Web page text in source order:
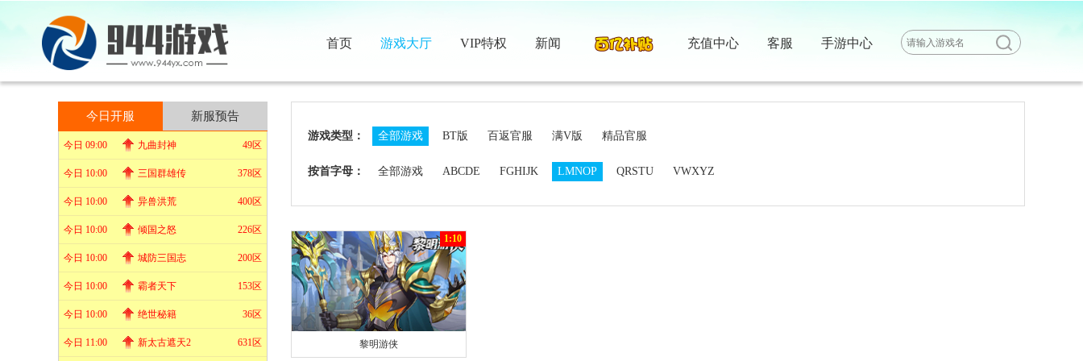
首页 游戏大厅 VIP特权 新闻 充值中心 客服 手游中心
今日开服 新服预告
今日 09:00 九曲封神 49区
今日 10:00 三国群雄传 378区
今日 10:00 异兽洪荒 400区
今日 10:00 倾国之怒 226区
今日 10:00 城防三国志 200区
今日 10:00 霸者天下 153区
今日 10:00 绝世秘籍 36区
今日 11:00 新太古遮天2 631区
游戏类型： 全部游戏 BT版 百返官服 满V版 精品官服
按首字母： 全部游戏 ABCDE FGHIJK LMNOP QRSTU VWXYZ
1:10
黎明游侠